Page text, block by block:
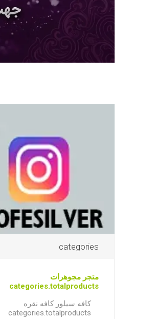
categories
متجر مجوهرات
categories.totalproducts
کافه سیلور کافه نقره
categories.totalproducts